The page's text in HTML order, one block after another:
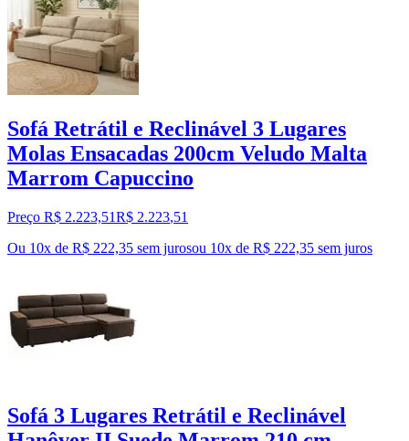
Sofá Retrátil e Reclinável 3 Lugares
Molas Ensacadas 200cm Veludo Malta
Marrom Capuccino
Preço R$ 2.223,51R$ 2.223,51
Ou 10x de R$ 222,35 sem jurosou 10x de R$ 222,35 sem juros
Sofá 3 Lugares Retrátil e Reclinável